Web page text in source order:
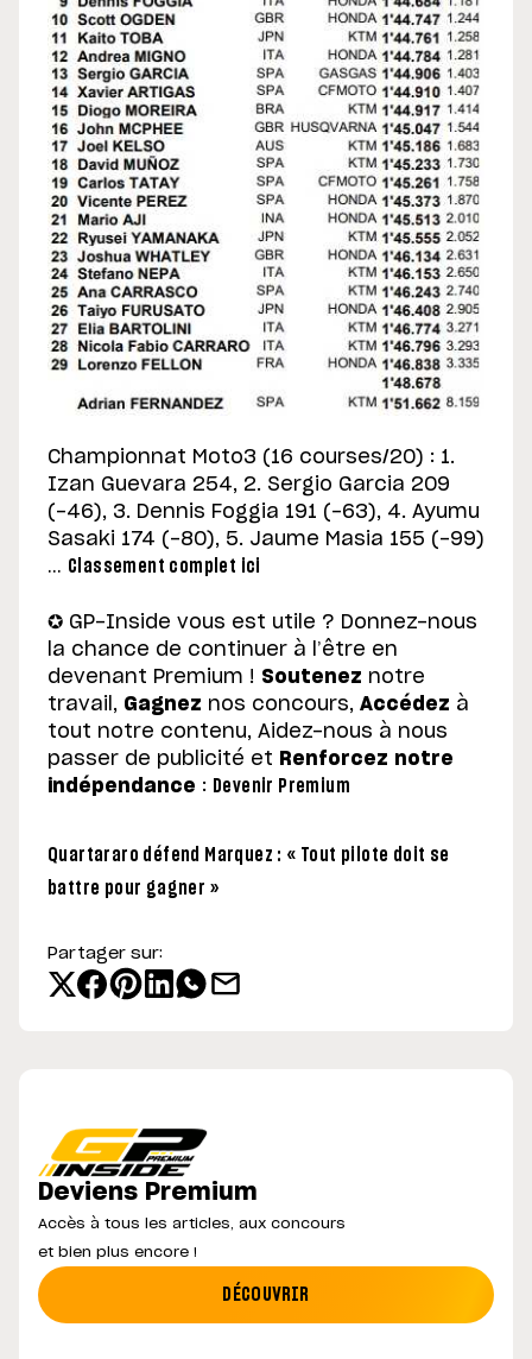
Championnat Moto3 (16 courses/20) : 1.
Izan Guevara 254, 2. Sergio Garcia 209
(-46), 3. Dennis Foggia 191 (-63), 4. Ayumu
Sasaki 174 (-80), 5. Jaume Masia 155 (-99)
… Classement complet ici
✪ GP-Inside vous est utile ? Donnez-nous
la chance de continuer à l’être en
devenant Premium ! Soutenez notre
travail, Gagnez nos concours, Accédez à
tout notre contenu, Aidez-nous à nous
passer de publicité et Renforcez notre
indépendance : Devenir Premium
Quartararo défend Marquez : « Tout pilote doit se
battre pour gagner »
Partager sur:
Deviens Premium
Accès à tous les articles, aux concours
et bien plus encore !
DÉCOUVRIR